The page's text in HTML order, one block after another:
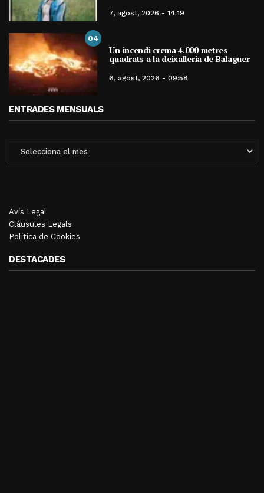
7, agost, 2026 - 14:19
04
Un incendi crema 4.000 metres
quadrats a la deixalleria de Balaguer
6, agost, 2026 - 09:58
ENTRADES MENSUALS
MENSUALS
Avís Legal
Clàusules Legals
Política de Cookies
DESTACADES